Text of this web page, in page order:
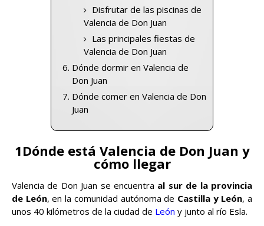
Disfrutar de las piscinas de
Valencia de Don Juan
Las principales fiestas de
Valencia de Don Juan
Dónde dormir en Valencia de
Don Juan
Dónde comer en Valencia de Don
Juan
1Dónde está Valencia de Don Juan y
cómo llegar
Valencia de Don Juan se encuentra al sur de la provincia
de León, en la comunidad autónoma de Castilla y León, a
unos 40 kilómetros de la ciudad de León y junto al río Esla.